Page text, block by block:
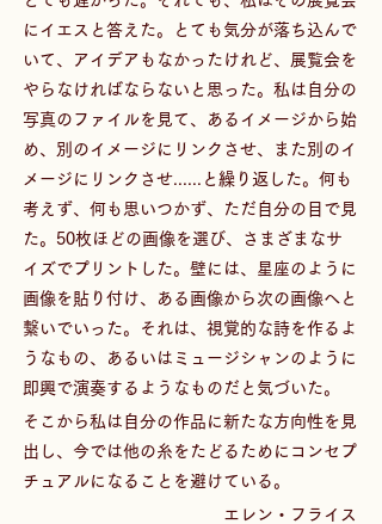
にイエスと答えた。とても気分が落ち込んで
いて、アイデアもなかったけれど、展覧会を
やらなければならないと思った。私は自分の
写真のファイルを見て、あるイメージから始
め、別のイメージにリンクさせ、また別のイ
メージにリンクさせ......と繰り返した。何も
考えず、何も思いつかず、ただ自分の目で見
た。50枚ほどの画像を選び、さまざまなサ
イズでプリントした。壁には、星座のように
画像を貼り付け、ある画像から次の画像へと
繋いでいった。それは、視覚的な詩を作るよ
うなもの、あるいはミュージシャンのように
即興で演奏するようなものだと気づいた。
そこから私は自分の作品に新たな方向性を見
出し、今では他の糸をたどるためにコンセプ
チュアルになることを避けている。
エレン・フライス